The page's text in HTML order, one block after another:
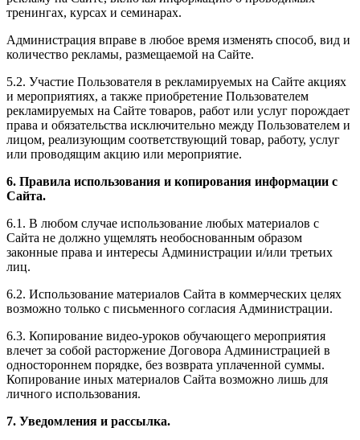
тренингах, курсах и семинарах.
Администрация вправе в любое время изменять способ, вид и
количество рекламы, размещаемой на Сайте.
5.2. Участие Пользователя в рекламируемых на Сайте акциях
и мероприятиях, а также приобретение Пользователем
рекламируемых на Сайте товаров, работ или услуг порождает
права и обязательства исключительно между Пользователем и
лицом, реализующим соответствующий товар, работу, услуг
или проводящим акцию или мероприятие.
6. Правила использования и копирования информации с
Сайта.
6.1. В любом случае использование любых материалов с
Сайта не должно ущемлять необоснованным образом
законные права и интересы Администрации и/или третьих
лиц.
6.2. Использование материалов Сайта в коммерческих целях
возможно только с письменного согласия Администрации.
6.3. Копирование видео-уроков обучающего мероприятия
влечет за собой расторжение Договора Администрацией в
одностороннем порядке, без возврата уплаченной суммы.
Копирование иных материалов Сайта возможно лишь для
личного использования.
7. Уведомления и рассылка.